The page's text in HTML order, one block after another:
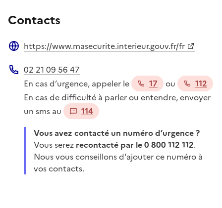
Contacts
https://www.masecurite.interieur.gouv.fr/fr
Téléphone
02 21 09 56 47
En cas d’urgence, appeler le
17 ou
112
En cas de difficulté à parler ou entendre, envoyer
un sms au
114
Vous avez contacté un numéro d’urgence ?
Vous serez recontacté par le 0 800 112 112.
Nous vous conseillons d'ajouter ce numéro à
vos contacts.